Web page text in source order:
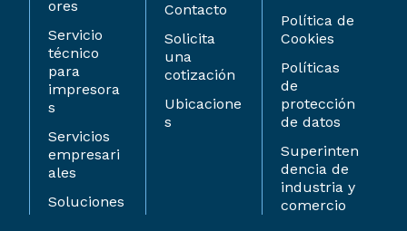
ores
Servicio
técnico
para
impresora
s
Servicios
empresari
ales
Soluciones
Contacto
Solicita
una
cotización
Ubicacione
s
Política de
Cookies
Políticas
de
protección
de datos
Superinten
dencia de
industria y
comercio